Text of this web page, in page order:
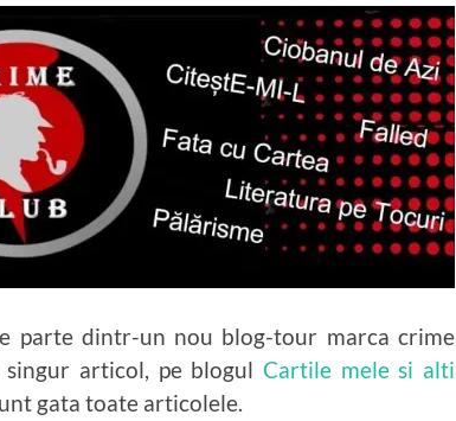
parte dintr-un nou blog-tour marca crime
articol, pe blogul Cartile mele si alti
gata toate articolele.